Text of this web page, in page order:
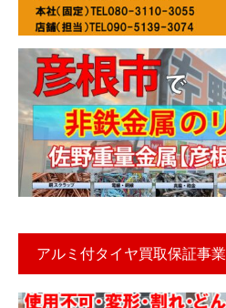
アルミ付タイヤ買取保証事業